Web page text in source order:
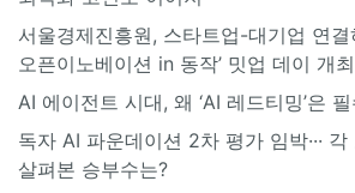
서울경제진흥원, 스타트업-대기업 연결
오픈이노베이션 in 동작’ 밋업 데이 개최
AI 에이전트 시대, 왜 ‘AI 레드티밍’은
독자 AI 파운데이션 2차 평가 임박···
살펴본 승부수는?